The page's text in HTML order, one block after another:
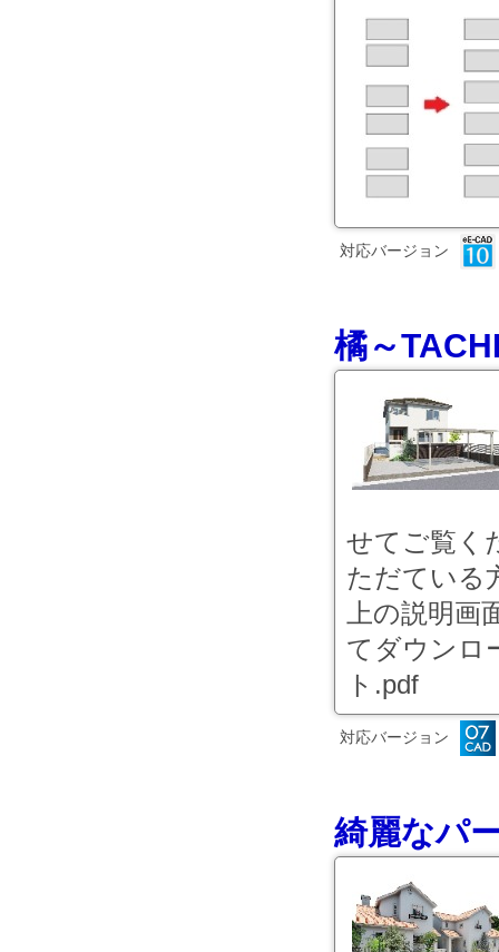
対応バージョン
橘～
せてご覧く
ただている
上の説明
てダウンロ
ト.pdf
対応バージョン
綺麗なパ